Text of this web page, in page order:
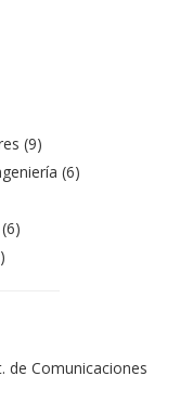
(9)
(6)
de Comunicaciones